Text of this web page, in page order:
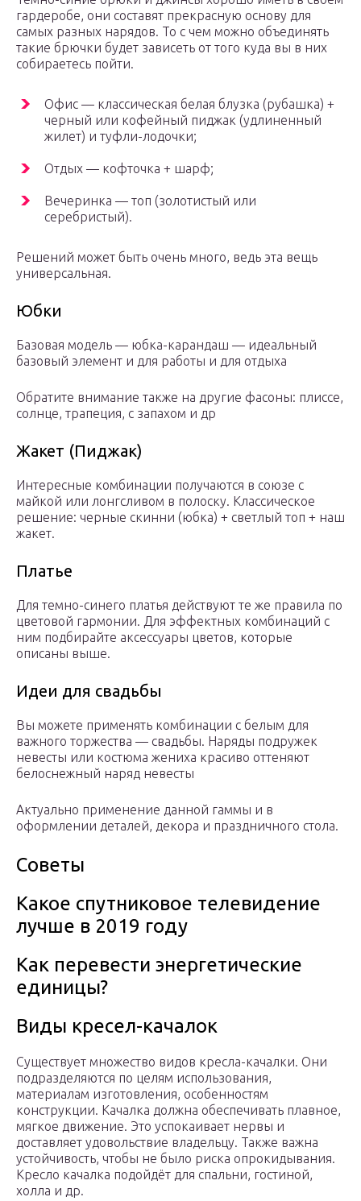
гардеробе, они составят прекрасную основу для
самых разных нарядов. То с чем можно объединять
такие брючки будет зависеть от того куда вы в них
собираетесь пойти.
Офис — классическая белая блузка (рубашка) +
черный или кофейный пиджак (удлиненный
жилет) и туфли-лодочки;
Отдых — кофточка + шарф;
Вечеринка — топ (золотистый или
серебристый).
Решений может быть очень много, ведь эта вещь
универсальная.
Юбки
Базовая модель — юбка-карандаш — идеальный
базовый элемент и для работы и для отдыха
Обратите внимание также на другие фасоны: плиссе,
солнце, трапеция, с запахом и др
Жакет (Пиджак)
Интересные комбинации получаются в союзе с
майкой или лонгсливом в полоску. Классическое
решение: черные скинни (юбка) + светлый топ + наш
жакет.
Платье
Для темно-синего платья действуют те же правила по
цветовой гармонии. Для эффектных комбинаций с
ним подбирайте аксессуары цветов, которые
описаны выше.
Идеи для свадьбы
Вы можете применять комбинации с белым для
важного торжества — свадьбы. Наряды подружек
невесты или костюма жениха красиво оттеняют
белоснежный наряд невесты
Актуально применение данной гаммы и в
оформлении деталей, декора и праздничного стола.
Советы
Какое спутниковое телевидение
лучше в 2019 году
Как перевести энергетические
единицы?
Виды кресел-качалок
Существует множество видов кресла-качалки. Они
подразделяются по целям использования,
материалам изготовления, особенностям
конструкции. Качалка должна обеспечивать плавное,
мягкое движение. Это успокаивает нервы и
доставляет удовольствие владельцу. Также важна
устойчивость, чтобы не было риска опрокидывания.
Кресло качалка подойдёт для спальни, гостиной,
холла и др.